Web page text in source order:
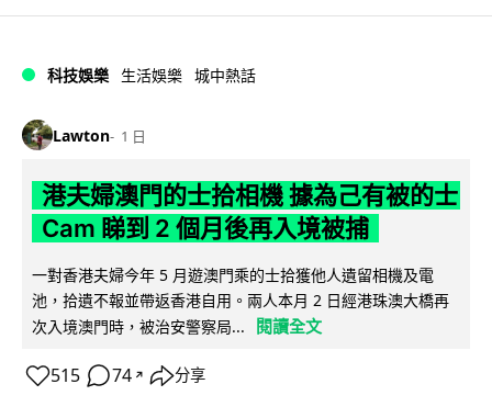
科技娛樂 生活娛樂 城中熱話
Lawton 1 日
港夫婦澳門的士拾相機 據為己有被的士
Cam 睇到 2 個月後再入境被捕
一對香港夫婦今年 5 月遊澳門乘的士拾獲他人遺留相機及電
池，拾遺不報並帶返香港自用。兩人本月 2 日經港珠澳大橋再
次入境澳門時，被治安警察局...
閱讀全文
515 74 ↗ 分享